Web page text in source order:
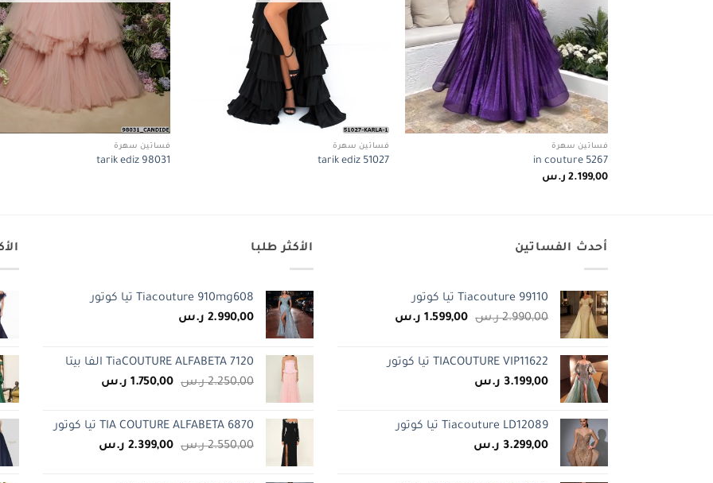
فساتين سهرة
in couture 5267
2.199,00 ر.س
فساتين سهرة
tarik ediz 51027
فساتين سهرة
tarik ediz 98031
أحدث الفساتين
Tiacouture 99110 تيا كوتور
2.990,00 ر.س السعر
2.990,00 ر.س.
1.599,00 ر.سالسعر
1.599,00 ر.س.
TIACOUTURE VIP11622 تيا كوتور
3.199,00 ر.س
Tiacouture LD12089 تيا كوتور
3.299,00 ر.س
الأكثر طلبا
Tiacouture 910mg608 تيا كوتور
2.990,00 ر.س
TiaCOUTURE ALFABETA 7120 الفا بيتا
2.250,00 ر.س السعر
2.250,00 ر.س.
1.750,00 ر.سالسعر
1.750,00 ر.س.TIA COUTURE ALFABETA 6870 تيا كوتور
2.550,00 ر.س السعر
2.399,00 ر.سالسعر